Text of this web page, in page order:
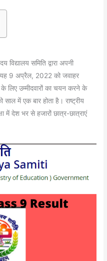
समिति द्वारा अपनी
यह 9 अप्रैल, 2022 को जवाहर
के लिए उम्मीदवारों का चयन करने के
में एक बार होता है। राष्ट्रीय
में देश भर से हजारों छात्र-छात्राएं